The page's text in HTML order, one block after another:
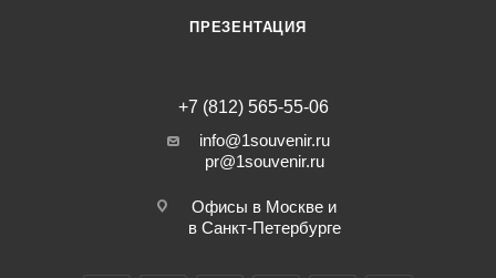
ПРЕЗЕНТАЦИЯ
+7 (812) 565-55-06
info@1souvenir.ru
pr@1souvenir.ru
Офисы в Москве и
в Санкт-Петербурге